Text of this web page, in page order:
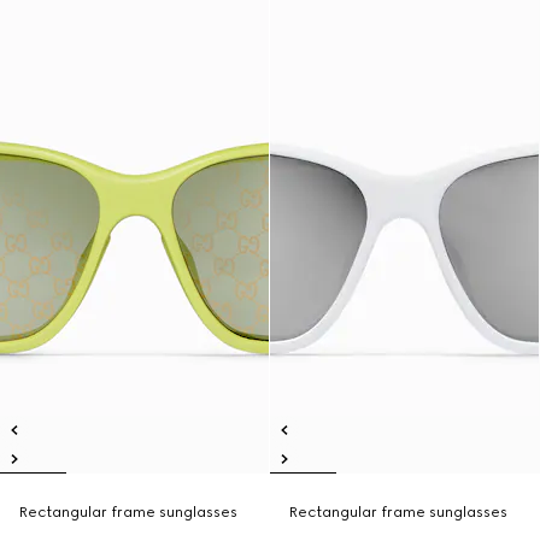
Rectangular frame sunglasses Rectangular frame sunglasses